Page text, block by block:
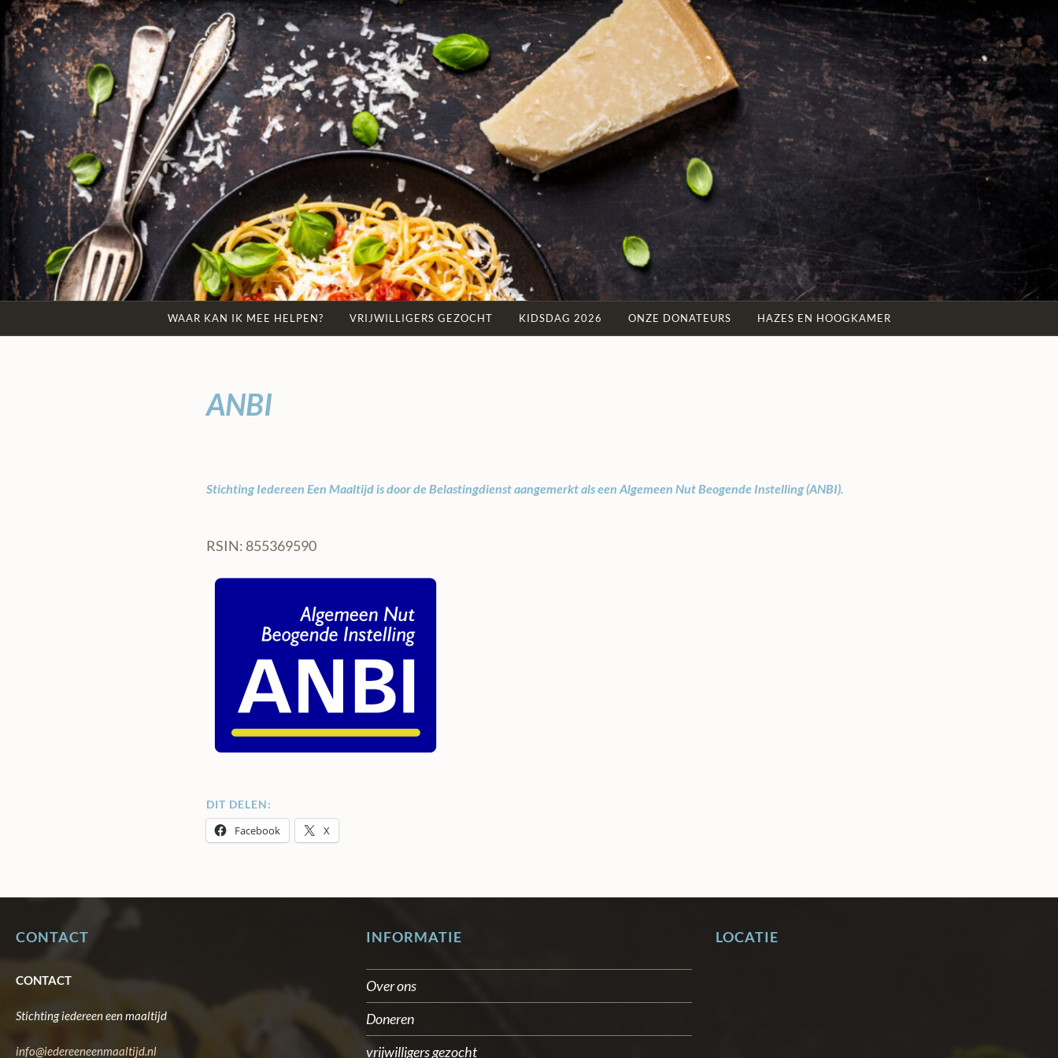
Naar
de
inhoud
springen
STICHTING
IEDEREEN
MAALTIJD
Omdat
iedereen
maaltijd
verdient
WAAR KAN IK MEE HELPEN? VRIJWILLIGERS GEZOCHT KIDSDAG 2026 ONZE DONATEURS HAZES EN HOOGKAMER
ANBI
Stichting Iedereen Een Maaltijd is door de Belastingdienst aangemerkt als een Algemeen Nut Beogende Instelling (ANBI).
RSIN: 855369590
DIT DELEN:
Facebook X
CONTACT
CONTACT
Stichting iedereen een maaltijd
info@iedereeneenmaaltijd.nl
INFORMATIE
Over ons
Doneren
vrijwilligers gezocht
LOCATIE